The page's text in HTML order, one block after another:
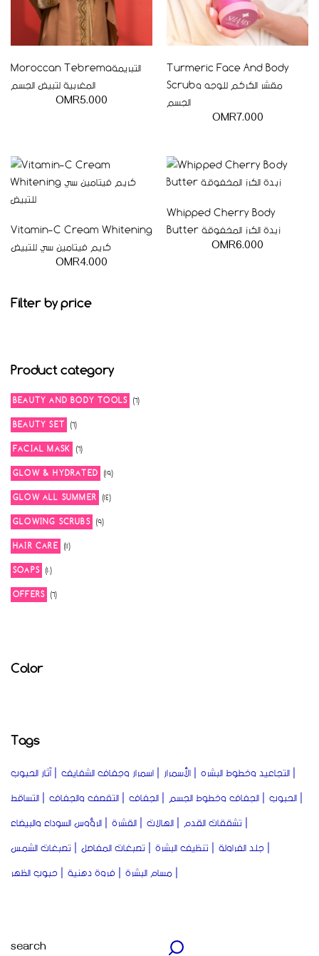
Moroccan Tebremaالتبريمة
المغربية لتبيض الجسم
OMR5.000
Turmeric Face And Body
Scrubمقشر الكركم للوجه و
الجسم
OMR7.000
Vitamin-C Cream Whitening
كريم فيتامين سي للتبيض
OMR4.000
Whipped Cherry Body
Butter زبدة الكرز المخفوقة
OMR6.000
Filter by price
Product category
BEAUTY AND BODY TOOLS 66
products
BEAUTY SET
66
products
FACIAL MASK
66
products
GLOW & HYDRATED
1919
products
GLOW ALL SUMMER
1414
products
GLOWING SCRUBS 99
products
HAIR CARE
1111
products
SOAPS 1010
products
OFFERS
66
products
Color
Tags
آثار الحبوب اسمرار وجفاف الشفايف الأسمرار
التجاعيد وخطوط البشره
التساقط
التقصف والجفاف الجفاف الجفاف وخطوط الجسم
الحبوب
الرؤوس السوداء والبيضاء
القشرة الهالات
تشققات القدم
تصبغات الشمس
تصبغات المفاصل تنظيف البشرة
جلد الفراولة
حبوب الظهر
فروة دهنية مسام البشرة
Search